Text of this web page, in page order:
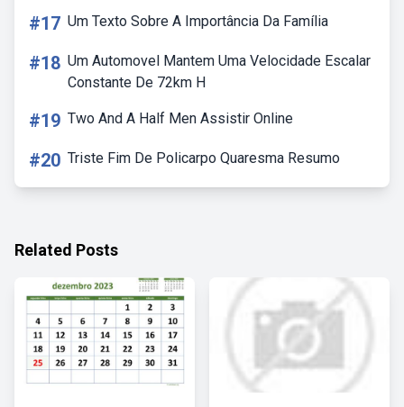
#17 Um Texto Sobre A Importância Da Família
#18 Um Automovel Mantem Uma Velocidade Escalar
Constante De 72km H
#19 Two And A Half Men Assistir Online
#20 Triste Fim De Policarpo Quaresma Resumo
Related Posts